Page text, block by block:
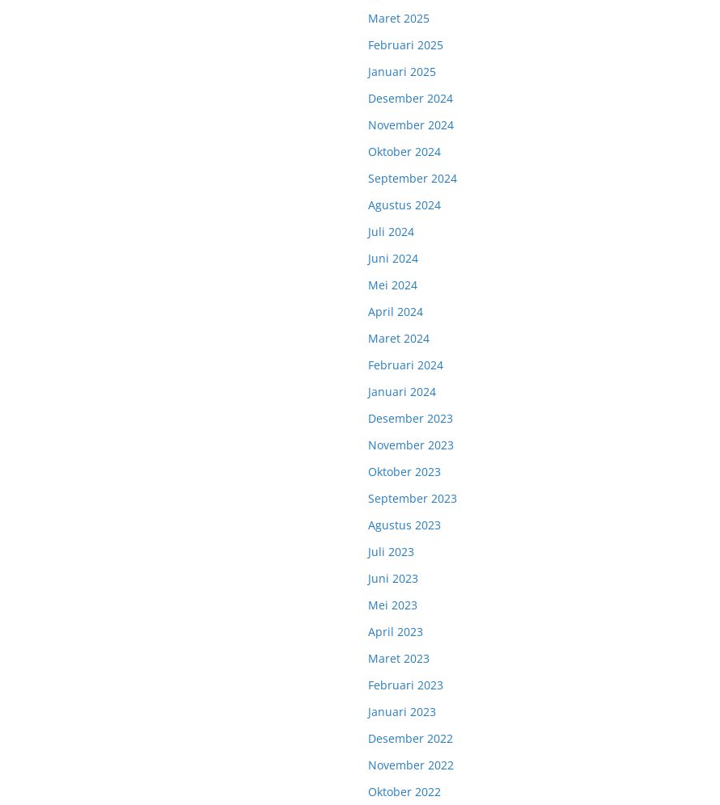
Maret 2025
Februari 2025
Januari 2025
Desember 2024
November 2024
Oktober 2024
September 2024
Agustus 2024
Juli 2024
Juni 2024
Mei 2024
April 2024
Maret 2024
Februari 2024
Januari 2024
Desember 2023
November 2023
Oktober 2023
September 2023
Agustus 2023
Juli 2023
Juni 2023
Mei 2023
April 2023
Maret 2023
Februari 2023
Januari 2023
Desember 2022
November 2022
Oktober 2022